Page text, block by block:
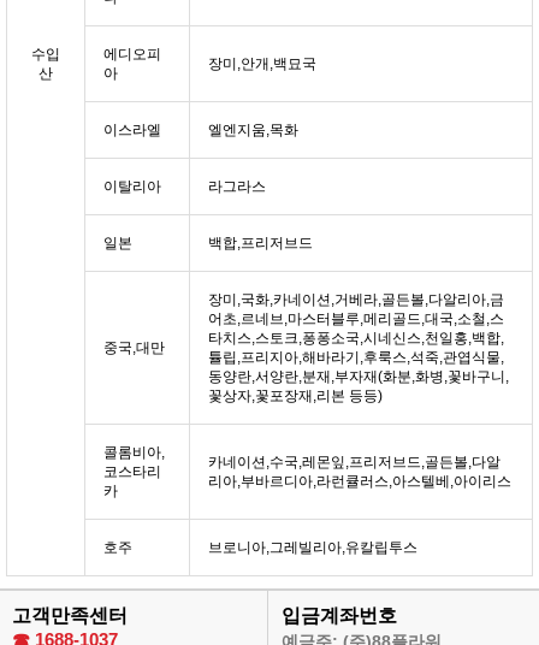
수입
산
에디오피
아
장미,안개,백묘국
이스라엘 엘엔지움,목화
이탈리아 라그라스
일본 백합,프리저브드
중국,대만
장미,국화,카네이션,거베라,골든볼,다알리아,금
어초,르네브,마스터블루,메리골드,대국,소철,스
타치스,스토크,퐁퐁소국,시네신스,천일홍,백합,
튤립,프리지아,해바라기,후룩스,석죽,관엽식물,
동양란,서양란,분재,부자재(화분,화병,꽃바구니,
꽃상자,꽃포장재,리본 등등)
콜롬비아,
코스타리
카
카네이션,수국,레몬잎,프리저브드,골든볼,다알
리아,부바르디아,라런큘러스,아스텔베,아이리스
호주 브로니아,그레빌리아,유칼립투스
고객만족센터
☎ 1688-1037
입금계좌번호
예금주: (주)88플라워